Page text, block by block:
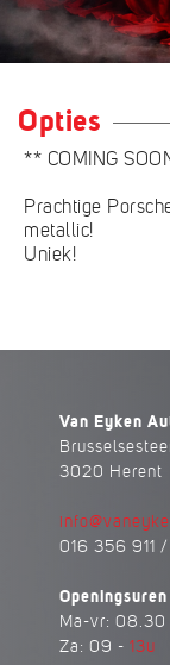
Opties
** COMING
Prachtige
metallic!
Uniek!
Van Eyken
3020 Herent
016 356 911
Openingsuren
Ma-vr: 08.30
Za: 09 - 13u